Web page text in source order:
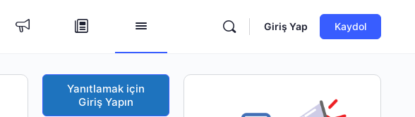
Giriş Yap Kaydol
Yanıtlamak için
Giriş Yapın